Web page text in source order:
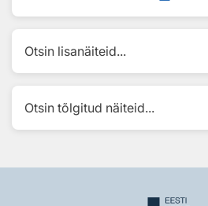
Otsin lisanäiteid...
Otsin tõlgitud näiteid...